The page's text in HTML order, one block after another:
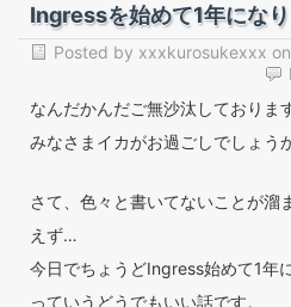
Ingressを始めて1年にな
Posted by xxxkurosukexxx on
なんだかんだご無沙汰しております
みなさまイカがお過ごしでしょうか
さて、色々と書いてないことが
えず…
今日でちょうどIngress始めて1年
っていうどうでもいい話です。